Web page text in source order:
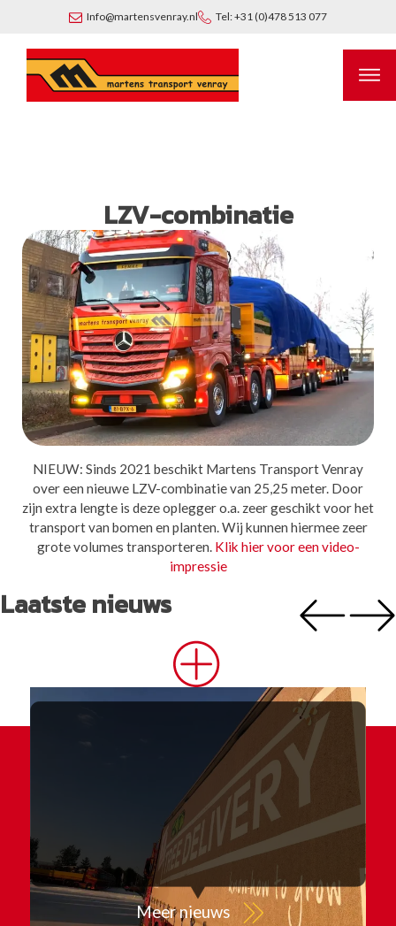
Info@martensvenray.nl Tel: +31 (0)478 513 077
LZV-combinatie
NIEUW: Sinds 2021 beschikt Martens Transport Venray
over een nieuwe LZV-combinatie van 25,25 meter. Door
zijn extra lengte is deze oplegger o.a. zeer geschikt voor het
transport van bomen en planten. Wij kunnen hiermee zeer
grote volumes transporteren. Klik hier voor een video-
impressie
Laatste nieuws
Meer nieuws